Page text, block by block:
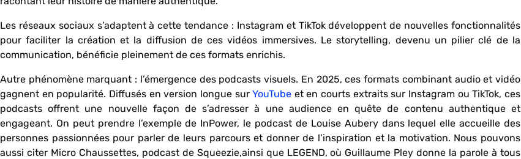
Les réseaux sociaux s’adaptent à cette tendance : Instagram et TikTok développent de nouvelles fonctionnalités
pour faciliter la création et la diffusion de ces vidéos immersives. Le storytelling, devenu un pilier clé de la
communication, bénéficie pleinement de ces formats enrichis.
Autre phénomène marquant : l’émergence des podcasts visuels. En 2025, ces formats combinant audio et vidéo
gagnent en popularité. Diffusés en version longue surYouTube et en courts extraits sur Instagram ou TikTok, ces
podcasts offrent une nouvelle façon de s’adresser à une audience en quête de contenu authentique et
engageant. On peut prendre l’exemple de InPower, le podcast de Louise Aubery dans lequel elle accueille des
personnes passionnées pour parler de leurs parcours et donner de l’inspiration et la motivation. Nous pouvons
aussi citer Micro Chaussettes, podcast de Squeezie,ainsi que LEGEND, où Guillaume Pley donne la paroleà tous